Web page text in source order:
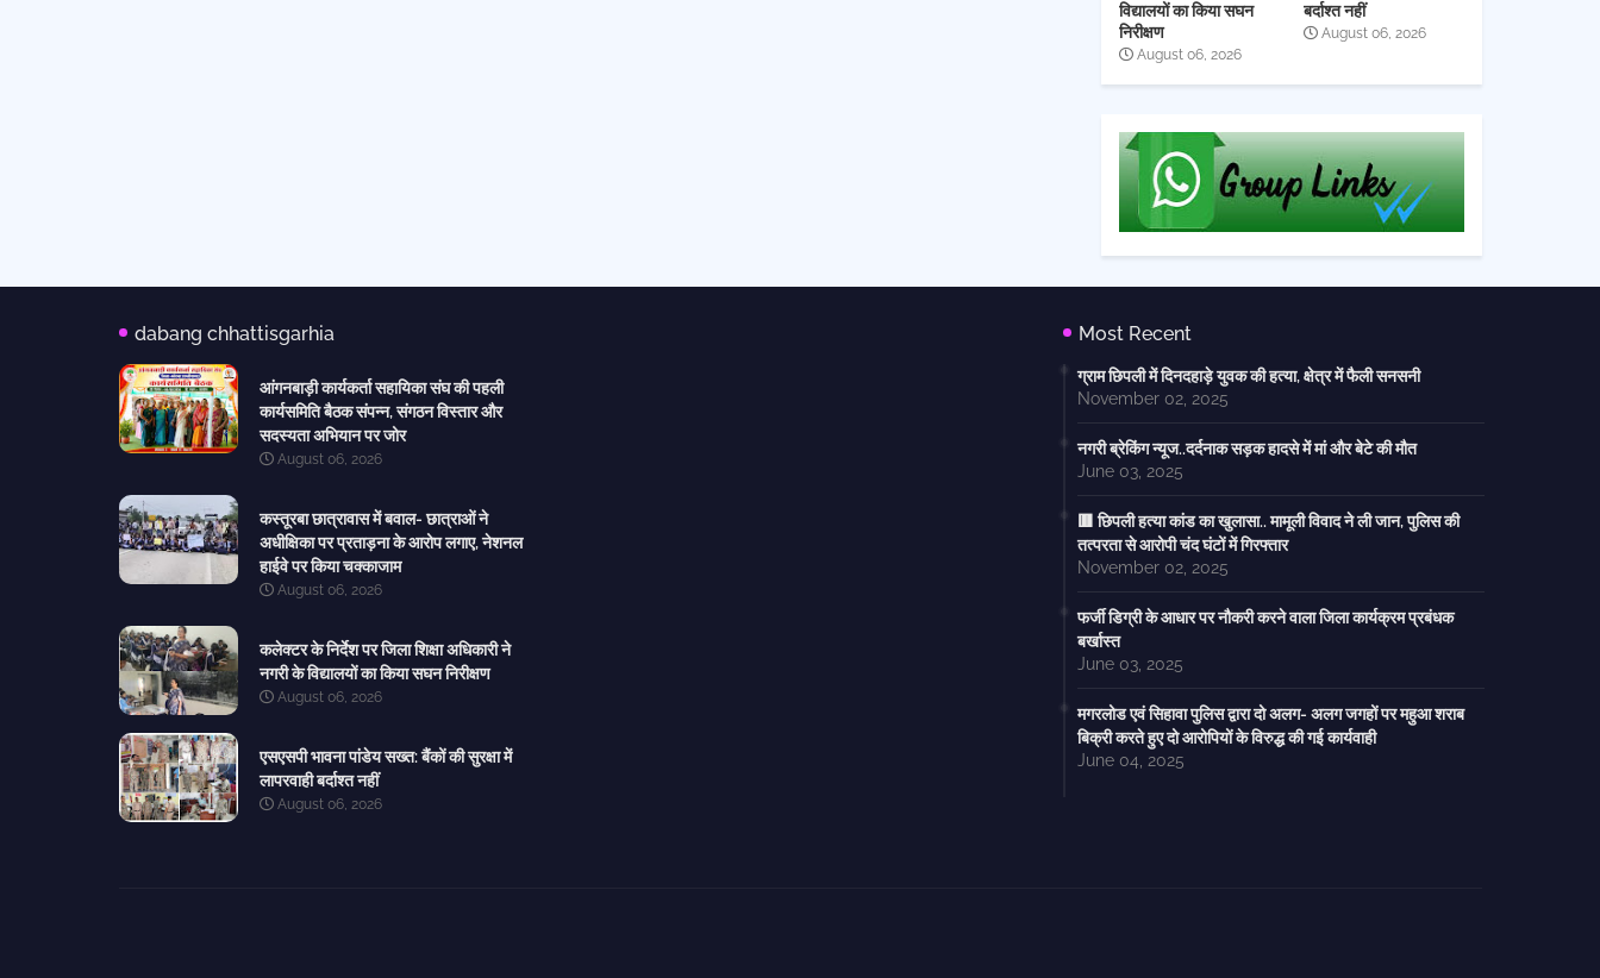
विद्यालयों का किया सघन
निरीक्षण
August 06, 2026
बर्दाश्त नहीं
August 06, 2026
dabang chhattisgarhia
आंगनबाड़ी कार्यकर्ता सहायिका संघ की पहली
कार्यसमिति बैठक संपन्न, संगठन विस्तार और
सदस्यता अभियान पर जोर
August 06, 2026
कस्तूरबा छात्रावास में बवाल- छात्राओं ने
अधीक्षिका पर प्रताड़ना के आरोप लगाए, नेशनल
हाईवे पर किया चक्काजाम
August 06, 2026
कलेक्टर के निर्देश पर जिला शिक्षा अधिकारी ने
नगरी के विद्यालयों का किया सघन निरीक्षण
August 06, 2026
एसएसपी भावना पांडेय सख्त: बैंकों की सुरक्षा में
लापरवाही बर्दाश्त नहीं
August 06, 2026
Most Recent
ग्राम छिपली में दिनदहाड़े युवक की हत्या, क्षेत्र में फैली सनसनी
November 02, 2025
नगरी ब्रेकिंग न्यूज..दर्दनाक सड़क हादसे में मां और बेटे की मौत
June 03, 2025
🟥 छिपली हत्या कांड का खुलासा.. मामूली विवाद ने ली जान, पुलिस की
तत्परता से आरोपी चंद घंटों में गिरफ्तार
November 02, 2025
फर्जी डिग्री के आधार पर नौकरी करने वाला जिला कार्यक्रम प्रबंधक
बर्खास्त
June 03, 2025
मगरलोड एवं सिहावा पुलिस द्वारा दो अलग- अलग जगहों पर महुआ शराब
बिक्री करते हुए दो आरोपियों के विरुद्ध की गई कार्यवाही
June 04, 2025